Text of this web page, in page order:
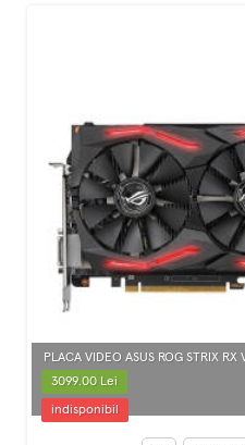
PLACA VIDEO ASUS ROG STRIX
3099.00 Lei
indisponibil